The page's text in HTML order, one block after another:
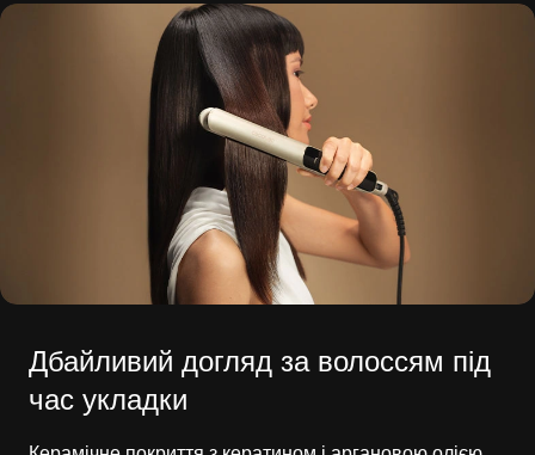
Дбайливий догляд за волоссям під
час укладки